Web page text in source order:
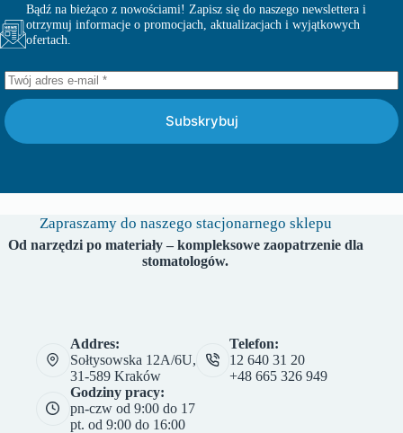
Bądź na bieżąco z nowościami! Zapisz się do naszego newslettera i
otrzymuj informacje o promocjach, aktualizacjach i wyjątkowych
ofertach.
Subskrybuj
Zapraszamy do naszego stacjonarnego sklepu
Od narzędzi po materiały – kompleksowe zaopatrzenie dla
stomatologów.
Addres:
Sołtysowska 12A/6U,
31-589 Kraków
Telefon:
12 640 31 20
+48 665 326 949
Godziny pracy:
pn-czw od 9:00 do 17
pt. od 9:00 do 16:00